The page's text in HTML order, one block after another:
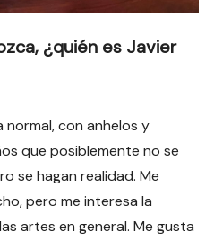
¿quién es Javier
con anhelos y
que posiblemente no se
se hagan realidad. Me
pero me interesa la
artes en general. Me gusta